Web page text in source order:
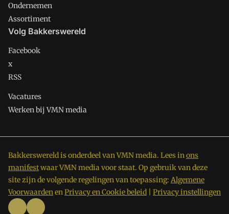
Ondernemen
Assortiment
Volg Bakkerswereld
Facebook
x
RSS
Vacatures
Werken bij VMN media
Bakkerswereld is onderdeel van VMN media. Lees inons
manifestwaar VMN media voor staat. Op gebruik van deze
site zijn de volgende regelingen van toepassing: Algemene
VoorwaardenenPrivacy en Cookie beleid Privacy instellingen